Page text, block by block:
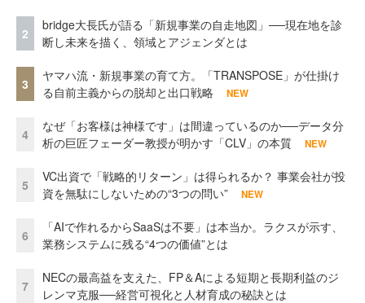
2
bridge大長氏が語る「新規事業の自走地図」──現在地を診
断し未来を描く、領域とアジェンダとは
3
ヤマハ流・新規事業の育て方。「TRANSPOSE」が仕掛け
る自前主義からの脱却と出口戦略
NEW
4
なぜ「お客様は神様です」は間違っているのか──データ分
析の巨匠フェーダー教授が明かす「CLV」の本質
NEW
5
VC出資で「戦略的リターン」は得られるか？ 事業会社が投
資を無駄にしないための“3つの問い”
NEW
6
「AIで作れるからSaaSは不要」は本当か。ラクスが示す、
業務システムに残る“4つの価値”とは
7
NECの最高益を支えた、FP＆Aによる短期と長期利益のジ
レンマ克服──経営可視化と人材育成の秘訣とは